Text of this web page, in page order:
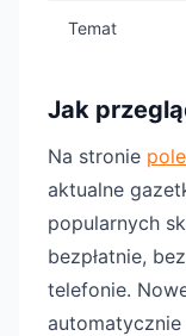
Temat
Jak
Na stronie
aktualne
popularnych
bezpłatnie,
telefonie.